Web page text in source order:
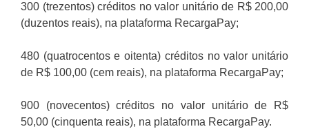
300 (trezentos) créditos no valor unitário de R$ 200,00
(duzentos reais), na plataforma RecargaPay;
480 (quatrocentos e oitenta) créditos no valor unitário
de R$ 100,00 (cem reais), na plataforma RecargaPay;
900 (novecentos) créditos no valor unitário de R$
50,00 (cinquenta reais), na plataforma RecargaPay.